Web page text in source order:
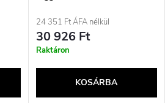
24 351 Ft ÁFA nélkül
30 926 Ft
Raktáron
KOSÁRBA